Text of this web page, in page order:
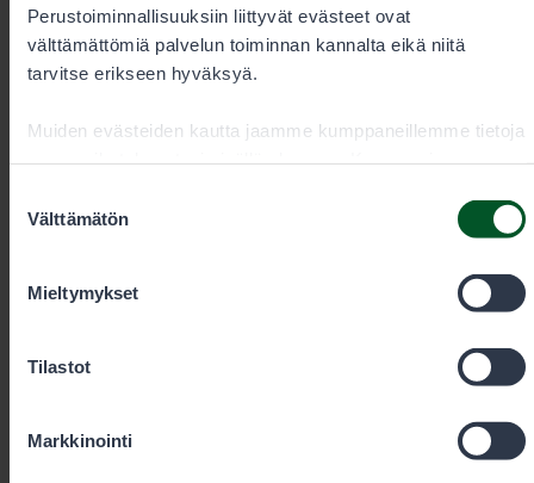
Perustoiminnallisuuksiin liittyvät evästeet ovat
välttämättömiä palvelun toiminnan kannalta eikä niitä
tarvitse erikseen hyväksyä.
Muiden evästeiden kautta jaamme kumppaneillemme tietoja
antanut heille tai joita on kerätty, kun olet käyttänyt heidän
valinta
Välttämätön
Mieltymykset
Tilastot
Markkinointi